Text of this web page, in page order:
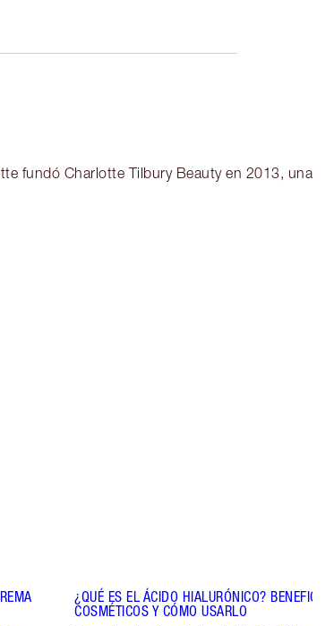
fundó Charlotte Tilbury Beauty en 2013, una
¿QUÉ ES EL ÁCIDO HIALURÓNICO?
COSMÉTICOS Y CÓMO USARLO